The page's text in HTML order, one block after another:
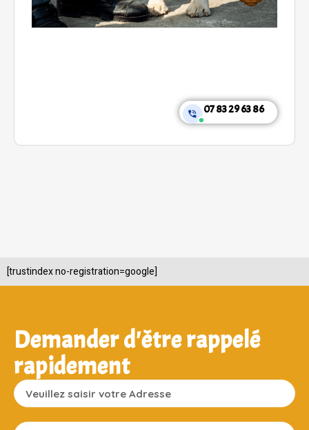
07 83 29 63 86
[trustindex no-registration=google]
Demander d'être rappelé
rapidement